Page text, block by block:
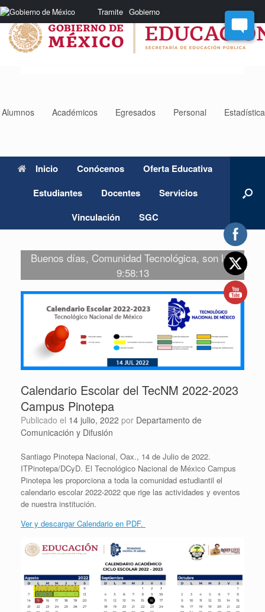
Nota:
este
sitio
web
incluye
Tramite Gobierno
Saltar
al
contenido
Alumnos Académicos Egresados Personal
Inicio Conócenos
Oferta Educativa
Estudiantes
Docentes
Servicios
Vinculación
SGC
Buenos días, Comunidad Tecnológica, son las
9:58:13
Calendario Escolar del TecNM 2022-2023
Campus Pinotepa
Publicado el 14 julio, 2022 por Departamento de
Comunicación y Difusión
Santiago Pinotepa Nacional, Oax., 14 de Julio de 2022.
ITPinotepa/DCyD. El Tecnológico Nacional de México Campus
Pinotepa les proporciona a toda la comunidad estudiantil el
calendario escolar 2022-2022 que rige las actividades y eventos
de nuestra institución.
Ver y descargar Calendario en PDF.